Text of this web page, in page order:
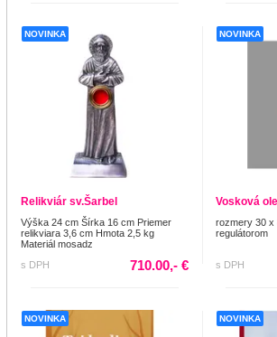
NOVINKA
Relikviár sv.Šarbel
Výška 24 cm Šírka 16 cm Priemer
relikviara 3,6 cm Hmota 2,5 kg
Materiál mosadz
s DPH
710.00,- €
NOVINKA
Vosková
rozmery 30 x
regulátorom
s DPH
NOVINKA NOVINKA